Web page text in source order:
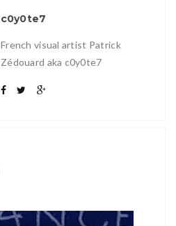
c0y0te7
French visual artist Patrick
Zédouard aka c0y0te7